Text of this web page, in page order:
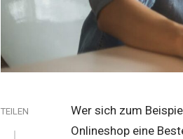
TEILEN
Wer sich zum
Onlineshop eine